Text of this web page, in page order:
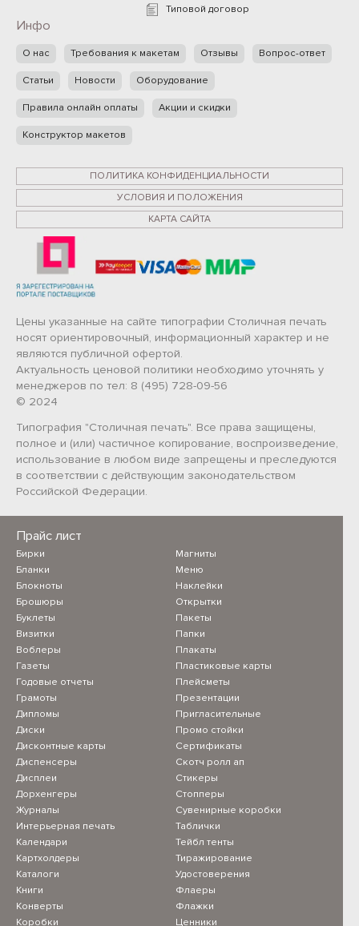
Прайс лист
Бирки
Бланки
Блокноты
Брошюры
Буклеты
Визитки
Воблеры
Газеты
Годовые отчеты
Грамоты
Дипломы
Диски
Дисконтные карты
Диспенсеры
Дисплеи
Дорхенгеры
Журналы
Интерьерная печать
Календари
Картхолдеры
Каталоги
Книги
Конверты
Коробки
Магниты
Меню
Наклейки
Открытки
Пакеты
Папки
Плакаты
Пластиковые карты
Плейсметы
Презентации
Пригласительные
Промо стойки
Сертификаты
Скотч ролл ап
Стикеры
Стопперы
Сувенирные коробки
Таблички
Тейбл тенты
Тиражирование
Удостоверения
Флаеры
Флажки
Ценники
Типовой договор
Инфо
О нас Требования к макетам Отзывы Вопрос-ответ
Статьи Новости Оборудование
Правила онлайн оплаты Акции и скидки
Конструктор макетов
ПОЛИТИКА КОНФИДЕНЦИАЛЬНОСТИ
УСЛОВИЯ И ПОЛОЖЕНИЯ
КАРТА САЙТА
Цены указанные на сайте типографии Столичная печать
носят ориентировочный, информационный характер и не
являются публичной офертой.
Актуальность ценовой политики необходимо уточнять у
менеджеров по тел: 8 (495) 728-09-56
© 2024
Типография "Столичная печать". Все права защищены,
полное и (или) частичное копирование, воспроизведение,
использование в любом виде запрещены и преследуются
в соответствии с действующим законодательством
Российской Федерации.